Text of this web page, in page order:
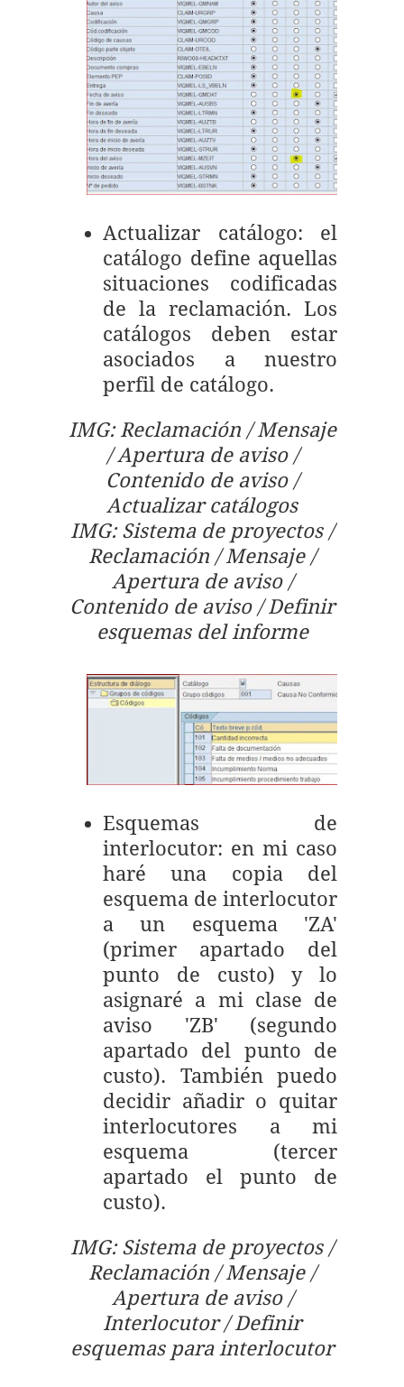
Actualizar catálogo: el
catálogo define aquellas
situaciones codificadas
de la reclamación. Los
catálogos deben estar
asociados a nuestro
perfil de catálogo.
IMG: Reclamación / Mensaje
/ Apertura de aviso /
Contenido de aviso /
Actualizar catálogos
IMG: Sistema de proyectos /
Reclamación / Mensaje /
Apertura de aviso /
Contenido de aviso / Definir
esquemas del informe
Esquemas de
interlocutor: en mi caso
haré una copia del
esquema de interlocutor
a un esquema 'ZA'
(primer apartado del
punto de custo) y lo
asignaré a mi clase de
aviso 'ZB' (segundo
apartado del punto de
custo). También puedo
decidir añadir o quitar
interlocutores a mi
esquema (tercer
apartado el punto de
custo).
IMG: Sistema de proyectos /
Reclamación / Mensaje /
Apertura de aviso /
Interlocutor / Definir
esquemas para interlocutor